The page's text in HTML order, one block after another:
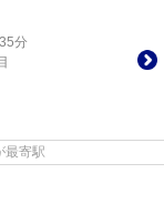
分
最寄駅